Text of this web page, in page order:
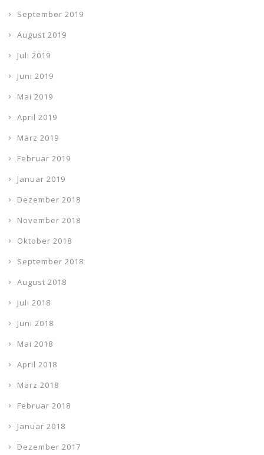
September 2019
August 2019
Juli 2019
Juni 2019
Mai 2019
April 2019
März 2019
Februar 2019
Januar 2019
Dezember 2018
November 2018
Oktober 2018
September 2018
August 2018
Juli 2018
Juni 2018
Mai 2018
April 2018
März 2018
Februar 2018
Januar 2018
Dezember 2017